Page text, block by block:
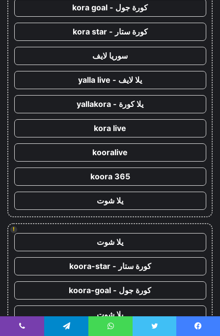
كورة جول - kora goal
كورة ستار - kora star
سوريا لايف
يلا لايف - yalla live
يلا كورة - yallakora
kora live
kooralive
koora 365
يلا شوت
!
يلا شوت
كورة ستار - koora-star
كورة جول - koora-goal
يلا شوت